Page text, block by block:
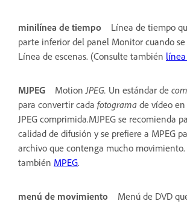
minilínea de tiempo
Línea de tiempo
parte inferior del panel Monitor cuando
Línea de escenas. (Consulte también
MJPEG MotionJPEG. Un estándar de
para convertir cada fotograma de vídeo
JPEG comprimida.MJPEG se recomienda
calidad de difusión y se prefiere a MPEG
archivo que contenga mucho movimiento.
también MPEG.
menú de movimiento
Menú de DVD